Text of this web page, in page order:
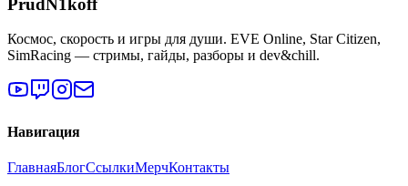
PrudN1koff
Космос, скорость и игры для души. EVE Online, Star Citizen,
SimRacing — стримы, гайды, разборы и dev&chill.
Навигация
ГлавнаяБлогСсылкиМерчКонтакты